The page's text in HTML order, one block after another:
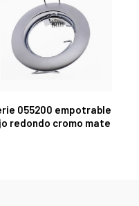
055200 empotrable
redondo cromo mate